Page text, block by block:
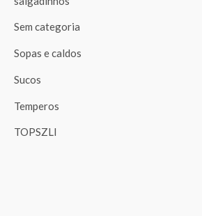
Sem categoria
Sopas e caldos
Sucos
Temperos
TOPSZLI